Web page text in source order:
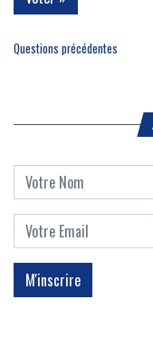
Questions précédentes